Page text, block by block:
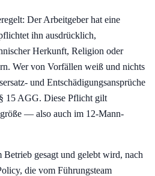
Der Arbeitgeber hat eine
ihn ausdrücklich,
Herkunft, Religion oder
Wer von Vorfällen weiß und nichts
und Entschädigungsansprüche
15 AGG. Diese Pflicht gilt
— also auch im 12-Mann-
gesagt und gelebt wird, nach
die vom Führungsteam